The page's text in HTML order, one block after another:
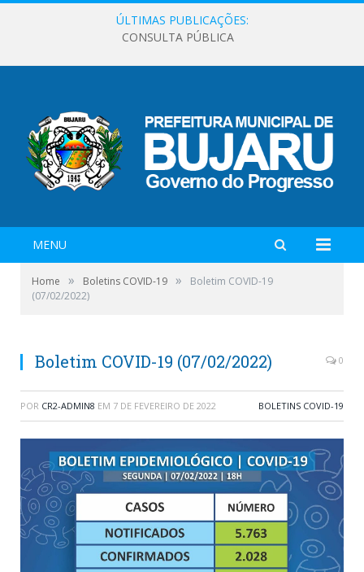
ÚLTIMAS PUBLICAÇÕES:
CONSULTA PÚBLICA
MENU
Home » Boletins COVID-19 »
Boletim COVID-19
(07/02/2022)
Boletim COVID-19 (07/02/2022) 0
POR CR2-ADMIN8 EM 7 DE FEVEREIRO DE 2022 BOLETINS COVID-19